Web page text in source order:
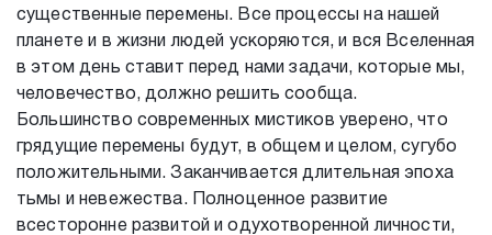
существенные перемены. Все процессы на нашей
планете и в жизни людей ускоряются, и вся Вселенная
в этом день ставит перед нами задачи, которые мы,
человечество, должно решить сообща.
Большинство современных мистиков уверено, что
грядущие перемены будут, в общем и целом, сугубо
положительными. Заканчивается длительная эпоха
тьмы и невежества. Полноценное развитие
всесторонне развитой и одухотворенной личности,